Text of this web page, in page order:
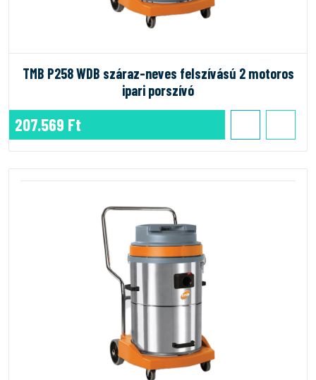
TMB P258 WDB száraz-neves felszívású 2 motoros
ipari porszívó
207.569 Ft